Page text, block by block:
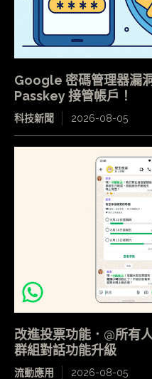
Google 密碼管理器漏
Passkey 接管帳戶！
科技新聞 2026-08-05
改進投票功能．@所
群組對話功能升級
流動應用 2026-08-05